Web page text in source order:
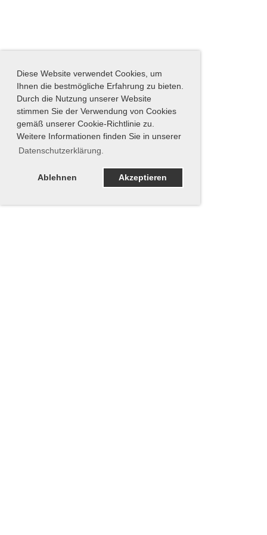
Diese Website verwendet Cookies, um
Ihnen die bestmögliche Erfahrung zu bieten.
Durch die Nutzung unserer Website
stimmen Sie der Verwendung von Cookies
gemäß unserer Cookie-Richtlinie zu.
Weitere Informationen finden Sie in unserer
Datenschutzerklärung.
Ablehnen Akzeptieren